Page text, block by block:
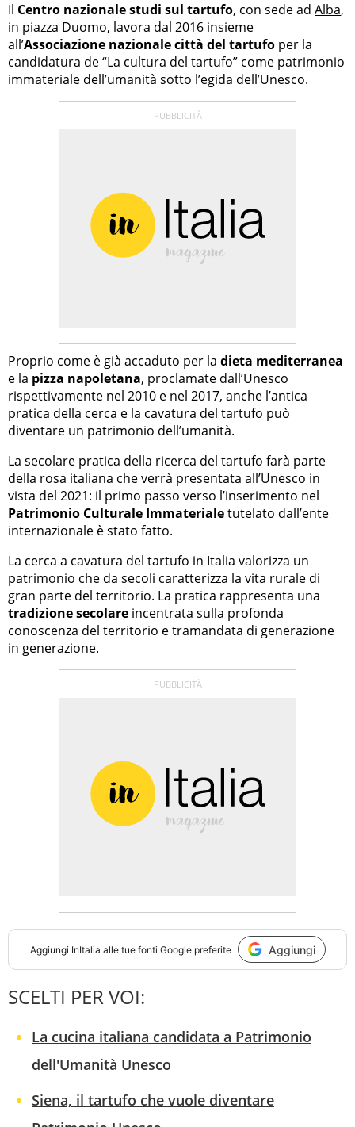
Il Centro nazionale studi sul tartufo, con sede ad Alba,
in piazza Duomo, lavora dal 2016 insieme
all’Associazione nazionale città del tartufo per la
candidatura de “La cultura del tartufo” come patrimonio
immateriale dell’umanità sotto l’egida dell’Unesco.
Proprio come è già accaduto per la dieta mediterranea
e la pizza napoletana, proclamate dall’Unesco
rispettivamente nel 2010 e nel 2017, anche l’antica
pratica della cerca e la cavatura del tartufo può
diventare un patrimonio dell’umanità.
La secolare pratica della ricerca del tartufo farà parte
della rosa italiana che verrà presentata all’Unesco in
vista del 2021: il primo passo verso l’inserimento nel
Patrimonio Culturale Immaterialetutelato dall’ente
internazionale è stato fatto.
La cerca a cavatura del tartufo in Italia valorizza un
patrimonio che da secoli caratterizza la vita rurale di
gran parte del territorio. La pratica rappresenta una
tradizione secolare incentrata sulla profonda
conoscenza del territorio e tramandata di generazione
in generazione.
Aggiungi InItalia alle tue fonti Google preferite Aggiungi
SCELTI PER VOI:
La cucina italiana candidata a Patrimonio
dell'Umanità Unesco
Siena, il tartufo che vuole diventare